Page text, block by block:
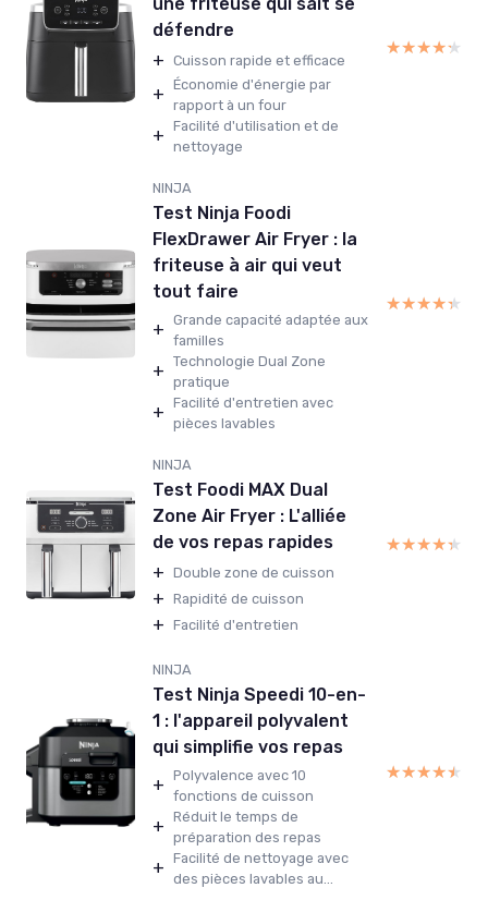
défendre
+ Cuisson rapide et efficace
+ Économie d'énergie par
rapport à un four
+ Facilité d'utilisation et de
nettoyage
★★★★★
★★★★★
NINJA
Test Ninja Foodi
FlexDrawer Air Fryer : la
friteuse à air qui veut
tout faire
+ Grande capacité adaptée aux
familles
+ Technologie Dual Zone
pratique
+ Facilité d'entretien avec
pièces lavables
★★★★★
★★★★★
NINJA
Test Foodi MAX Dual
Zone Air Fryer : L'alliée
de vos repas rapides
+ Double zone de cuisson
+ Rapidité de cuisson
+ Facilité d'entretien
★★★★★
★★★★★
NINJA
Test Ninja Speedi 10-en-
1 : l'appareil polyvalent
qui simplifie vos repas
+ Polyvalence avec 10
fonctions de cuisson
+ Réduit le temps de
préparation des repas
+ Facilité de nettoyage avec
des pièces lavables au...
★★★★★
★★★★★